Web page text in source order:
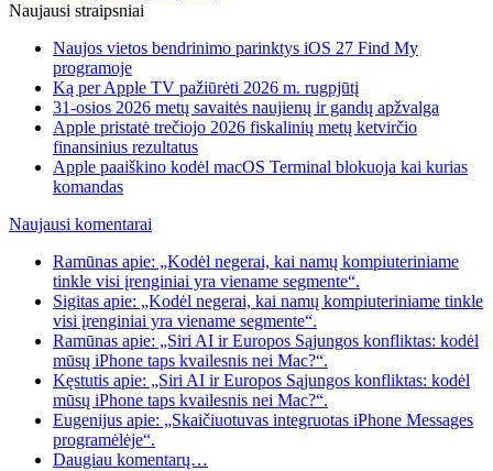
Naujausi straipsniai
Naujos vietos bendrinimo parinktys iOS 27 Find My
programoje
Ką per Apple TV pažiūrėti 2026 m. rugpjūtį
31-osios 2026 metų savaitės naujienų ir gandų apžvalga
Apple pristatė trečiojo 2026 fiskalinių metų ketvirčio
finansinius rezultatus
Apple paaiškino kodėl macOS Terminal blokuoja kai kurias
komandas
Naujausi komentarai
Ramūnas apie: „Kodėl negerai, kai namų kompiuteriniame
tinkle visi įrenginiai yra viename segmente“.
Sigitas apie: „Kodėl negerai, kai namų kompiuteriniame tinkle
visi įrenginiai yra viename segmente“.
Ramūnas apie: „Siri AI ir Europos Sąjungos konfliktas: kodėl
mūsų iPhone taps kvailesnis nei Mac?“.
Kęstutis apie: „Siri AI ir Europos Sąjungos konfliktas: kodėl
mūsų iPhone taps kvailesnis nei Mac?“.
Eugenijus apie: „Skaičiuotuvas integruotas iPhone Messages
programėlėje“.
Daugiau komentarų…